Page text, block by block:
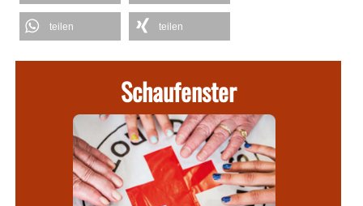
teilen teilen
Schaufenster